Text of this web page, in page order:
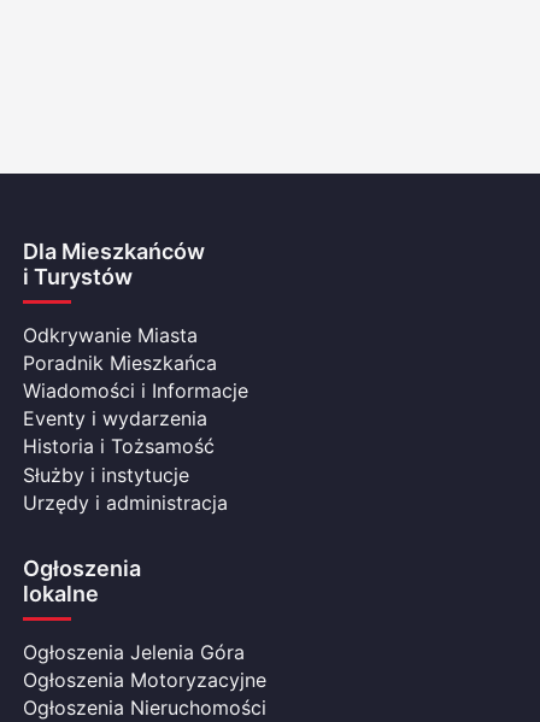
Dla Mieszkańców
i Turystów
Odkrywanie Miasta
Poradnik Mieszkańca
Wiadomości i Informacje
Eventy i wydarzenia
Historia i Tożsamość
Służby i instytucje
Urzędy i administracja
Ogłoszenia
lokalne
Ogłoszenia Jelenia Góra
Ogłoszenia Motoryzacyjne
Ogłoszenia Nieruchomości